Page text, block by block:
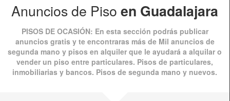
Anuncios de Piso en Guadalajara
PISOS DE OCASIÓN: En esta sección podrás publicar
anuncios gratis y te encontraras más de Mil anuncios de
segunda mano y pisos en alquiler que le ayudará a alquilar o
vender un piso entre particulares. Pisos de particulares,
inmobiliarias y bancos. Pisos de segunda mano y nuevos.